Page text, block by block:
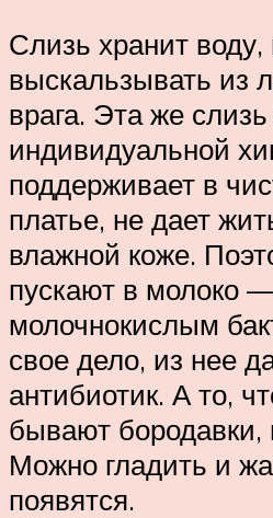
Слизь хранит воду,
выскальзывать из
врага. Эта же
индивидуальной
поддерживает в
платье, не дает
влажной коже.
пускают в молоко
молочнокислым
свое дело, из нее
антибиотик. А то,
бывают бородавки,
Можно гладить и
появятся.